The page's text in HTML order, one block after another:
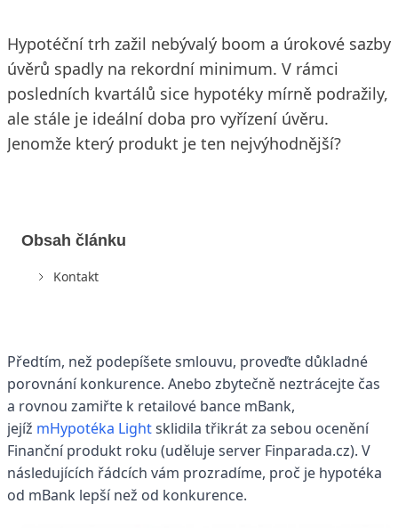
Hypotéční trh zažil nebývalý boom a úrokové sazby
úvěrů spadly na rekordní minimum. V rámci
posledních kvartálů sice hypotéky mírně podražily,
ale stále je ideální doba pro vyřízení úvěru.
Jenomže který produkt je ten nejvýhodnější?
Obsah článku
Kontakt
Předtím, než podepíšete smlouvu, proveďte důkladné
porovnání konkurence. Anebo zbytečně neztrácejte čas
a rovnou zamiřte k retailové bance mBank,
jejíž mHypotéka Lightsklidila třikrát za sebou ocenění
Finanční produkt roku (uděluje server Finparada.cz). V
následujících řádcích vám prozradíme, proč je hypotéka
od mBank lepší než od konkurence.